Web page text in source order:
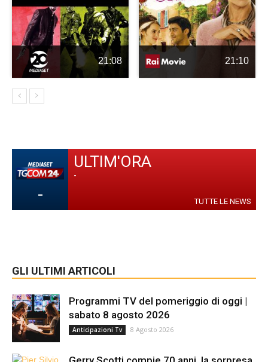
21:08 21:10
-
ULTIM'ORA
-
TUTTE LE NEWS
GLI ULTIMI ARTICOLI
Programmi TV del pomeriggio di oggi |
sabato 8 agosto 2026
Anticipazioni Tv 8 Agosto 2026